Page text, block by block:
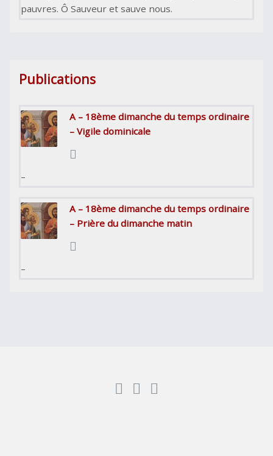
pauvres. Ô Sauveur et sauve nous.
Publications
A – 18ème dimanche du temps ordinaire
– Vigile dominicale
–
A – 18ème dimanche du temps ordinaire
– Prière du dimanche matin
–